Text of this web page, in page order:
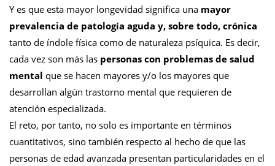
Y es que esta mayor longevidad significa una mayor
prevalencia de patología aguda y, sobre todo, crónica
tanto de índole física como de naturaleza psíquica. Es decir,
cada vez son más las personas con problemas de salud
mental que se hacen mayores y/o los mayores que
desarrollan algún trastorno mental que requieren de
atención especializada.
El reto, por tanto, no solo es importante en términos
cuantitativos, sino también respecto al hecho de que las
personas de edad avanzada presentan particularidades en el